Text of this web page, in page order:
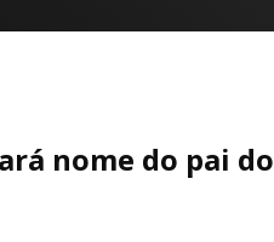
nome do pai do